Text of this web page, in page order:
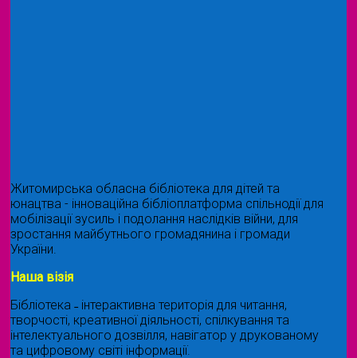
Житомирська обласна бібліотека для дітей та
юнацтва - інноваційна бібліоплатформа спільнодії для
мобілізації зусиль і подолання наслідків війни, для
зростання майбутнього громадянина і громади
України.
Наша візія
Бібліотека ˗ інтерактивна територія для читання,
творчості, креативної діяльності, спілкування та
інтелектуального дозвілля, навігатор у друкованому
та цифровому світі інформації.